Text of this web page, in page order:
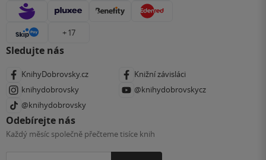
+ 17
Sledujte nás
KnihyDobrovsky.cz
Knižní závisláci
knihydobrovsky
@knihydobrovskycz
@knihydobrovsky
Odebírejte nás
Každý měsíc společně přečteme tisíce knih